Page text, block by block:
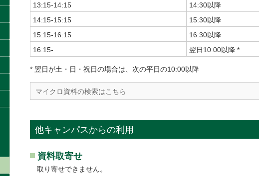
13:15-14:15
14:30以降
14:15-15:15
15:30以降
15:15-16:15
16:30以降
16:15-
翌日10:00以降 *
* 翌日が土・日・祝日の場合は、次の平日の10:00以降
マイクロ資料の検索はこちら
他キャンパスからの利用
資料取寄せ
取り寄せできません。